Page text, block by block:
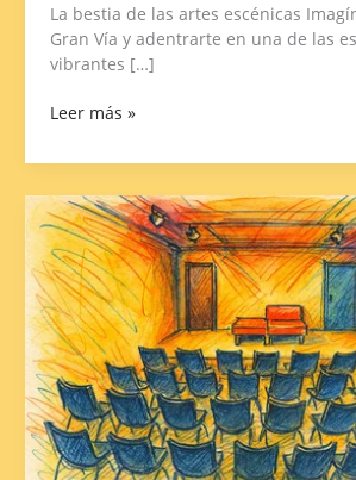
La bestia de las artes escénicas
Gran Vía y adentrarte en una de las
vibrantes […]
Leer más »
Sala
AZarte